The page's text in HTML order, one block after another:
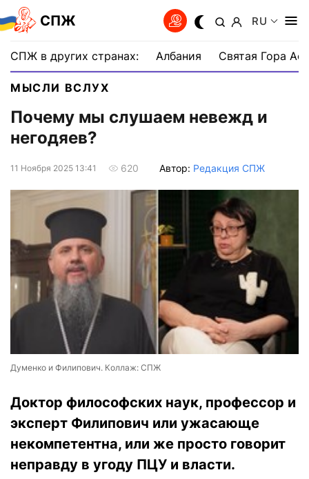
СПЖ RU
СПЖ в других странах: Албания Святая Гора
МЫСЛИ ВСЛУХ
Почему мы слушаем невежд и
негодяев?
11 Ноября 2025 13:41 620 Автор: Редакция СПЖ
Думенко и Филипович. Коллаж: СПЖ
Доктор философских наук, профессор и
эксперт Филипович или ужасающе
некомпетентна, или же просто говорит
неправду в угоду ПЦУ и власти.